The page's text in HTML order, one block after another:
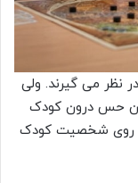
نظر می گیرند. ولی
این حس درون کودک
روی شخصیت کودک